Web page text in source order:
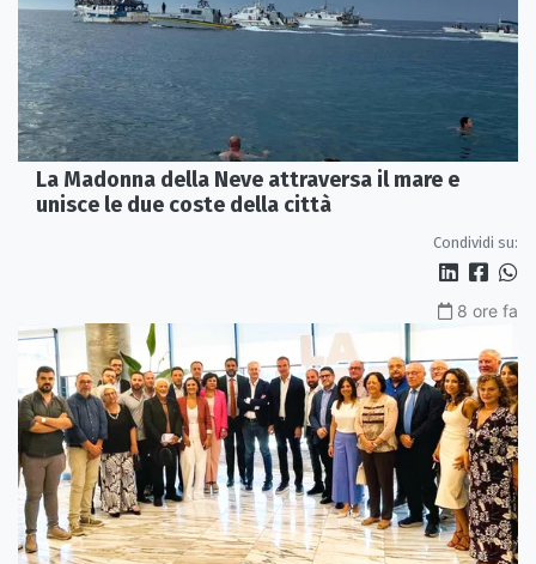
La Madonna della Neve attraversa il mare e
unisce le due coste della città
Condividi su:
8 ore fa